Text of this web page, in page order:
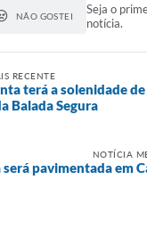
NÃO GOSTEI
Seja o
notícia.
RECENTE
terá a solenidade
Balada Segura
NOTÍCIA
será pavimentada em